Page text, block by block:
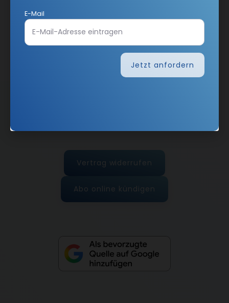
Jetzt anmelden
Vertrag widerrufen
Abo online kündigen
E-Mail
Jetzt anfordern